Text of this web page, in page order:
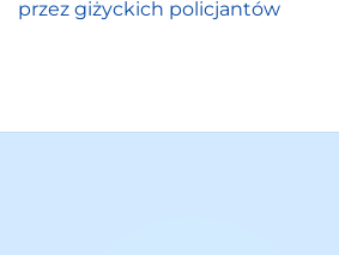
przez giżyckich policjantów